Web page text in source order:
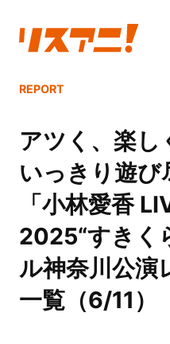
REPORT
アツく、楽
いっきり遊び
「小林愛香
2025“すきく
ル神奈川公演
一覧（6/11）